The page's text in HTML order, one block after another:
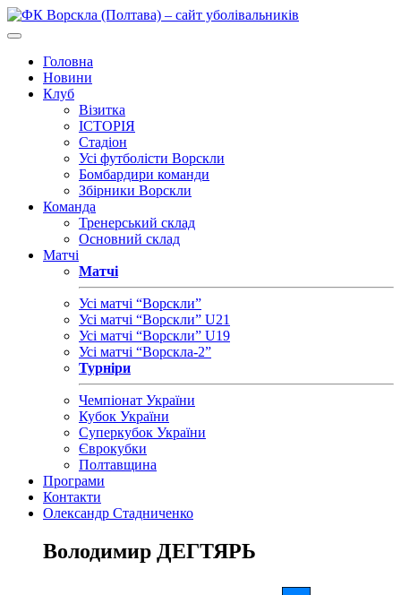
Головна
Новини
Клуб
Візитка
ІСТОРІЯ
Стадіон
Усі футболісти Ворскли
Бомбардири команди
Збірники Ворскли
Команда
Тренерський склад
Основний склад
Матчі
Матчі
Усі матчі “Ворскли”
Усі матчі “Ворскли” U21
Усі матчі “Ворскли” U19
Усі матчі “Ворскла-2”
Турніри
Чемпіонат України
Кубок України
Суперкубок України
Єврокубки
Полтавщина
Програми
Контакти
Олександр Стадниченко
Володимир ДЕГТЯРЬ